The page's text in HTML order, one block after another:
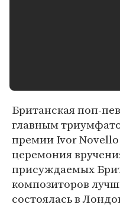
Британская поп-
главным
премии Ivor
церемония
присуждаемых
композиторов
состоялась в